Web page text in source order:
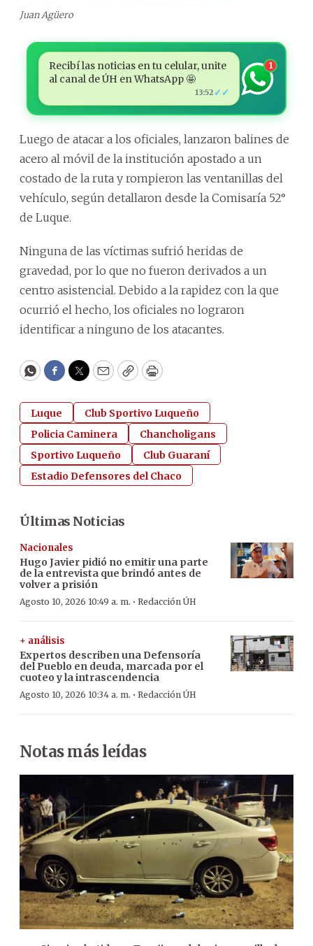
Juan Agüero
Recibí las noticias en tu celular, unite
al canal de ÚH en WhatsApp 🤩
13:52 ✓✓
1
Luego de atacar a los oficiales, lanzaron balines de
acero al móvil de la institución apostado a un
costado de la ruta y rompieron las ventanillas del
vehículo, según detallaron desde la Comisaría 52°
de Luque.
Ninguna de las víctimas sufrió heridas de
gravedad, por lo que no fueron derivados a un
centro asistencial. Debido a la rapidez con la que
ocurrió el hecho, los oficiales no lograron
identificar a ninguno de los atacantes.
WhatsApp
Facebook
Twitter
EmailCopyPrint
Luque
Club Sportivo Luqueño
Policia Caminera
Chancholigans
Sportivo Luqueño
Club Guaraní
Estadio Defensores del Chaco
Últimas Noticias
Nacionales
Hugo Javier pidió no emitir una parte
de la entrevista que brindó antes de
volver a prisión
Agosto 10, 2026 10:49 a. m. · Redacción ÚH
+ análisis
Expertos describen una Defensoría
del Pueblo en deuda, marcada por el
cuoteo y la intrascendencia
Agosto 10, 2026 10:34 a. m. · Redacción ÚH
Notas más leídas